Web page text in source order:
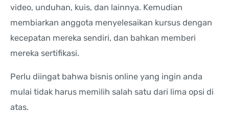
video, unduhan, kuis, dan lainnya. Kemudian
membiarkan anggota menyelesaikan kursus dengan
kecepatan mereka sendiri, dan bahkan memberi
mereka sertifikasi.
Perlu diingat bahwa bisnis online yang ingin anda
mulai tidak harus memilih salah satu dari lima opsi di
atas.